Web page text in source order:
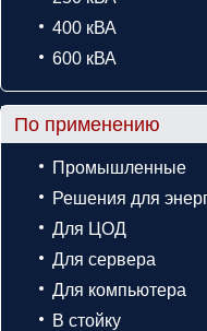
400 кВА
600 кВА
По применению
Промышленные
Решения для
Для ЦОД
Для сервера
Для компьютера
В стойку